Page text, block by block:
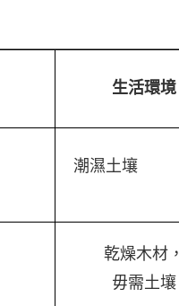
生活環境
潮濕土壤
乾燥木材，
毋需土壤